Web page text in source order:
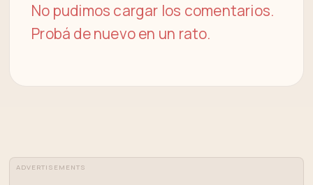
No pudimos cargar los comentarios.
Probá de nuevo en un rato.
ADVERTISEMENTS